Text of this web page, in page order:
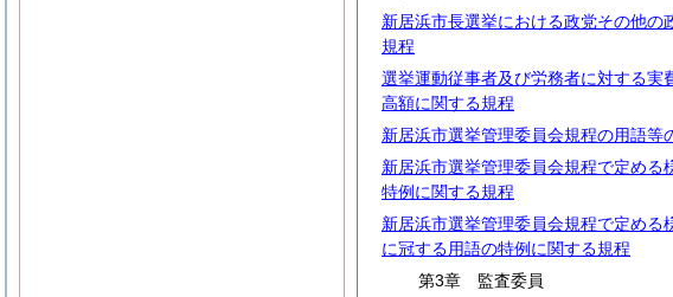
新居浜市長選挙における政党その他の
規程
選挙運動従事者及び労務者に対する実
高額に関する規程
新居浜市選挙管理委員会規程の用語等
新居浜市選挙管理委員会規程で定める
特例に関する規程
新居浜市選挙管理委員会規程で定める
に冠する用語の特例に関する規程
第3章 監査委員